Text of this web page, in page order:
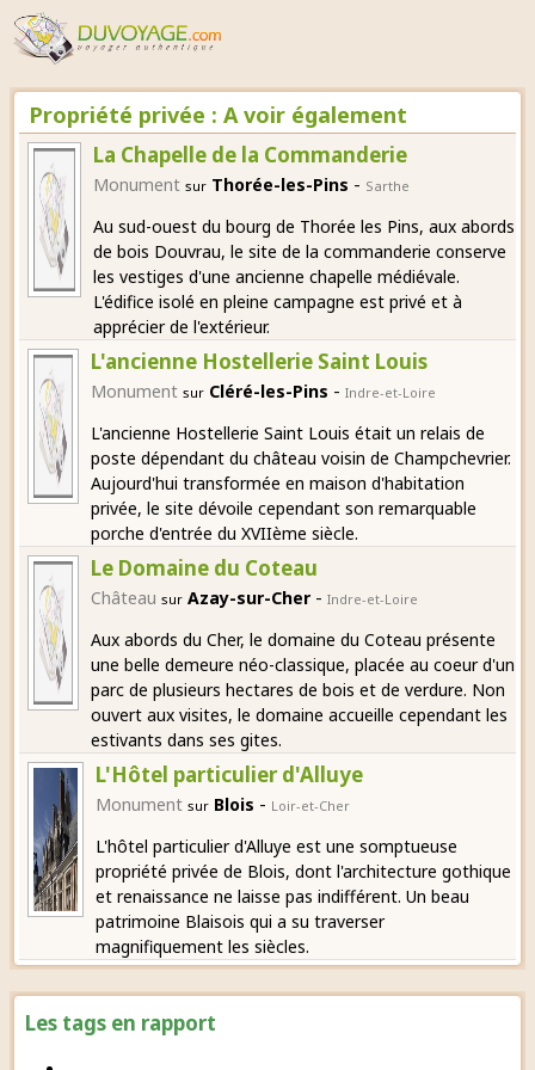
Les tags en rapport
Propriété privée : A voir également
La Chapelle de la Commanderie
Monument sur Thorée-les-Pins - Sarthe
Au sud-ouest du bourg de Thorée les Pins, aux abords
de bois Douvrau, le site de la commanderie conserve
les vestiges d'une ancienne chapelle médiévale.
L'édifice isolé en pleine campagne est privé et à
apprécier de l'extérieur.
L'ancienne Hostellerie Saint Louis
Monument sur Cléré-les-Pins -Indre-et-Loire
L'ancienne Hostellerie Saint Louis était un relais de
poste dépendant du château voisin de Champchevrier.
Aujourd'hui transformée en maison d'habitation
privée, le site dévoile cependant son remarquable
porche d'entrée du XVIIème siècle.
Le Domaine du Coteau
Château sur Azay-sur-Cher -Indre-et-Loire
Aux abords du Cher, le domaine du Coteau présente
une belle demeure néo-classique, placée au coeur d'un
parc de plusieurs hectares de bois et de verdure. Non
ouvert aux visites, le domaine accueille cependant les
estivants dans ses gites.
L'Hôtel particulier d'Alluye
Monument sur Blois - Loir-et-Cher
L'hôtel particulier d'Alluye est une somptueuse
propriété privée de Blois, dont l'architecture gothique
et renaissance ne laisse pas indifférent. Un beau
patrimoine Blaisois qui a su traverser
magnifiquement les siècles.